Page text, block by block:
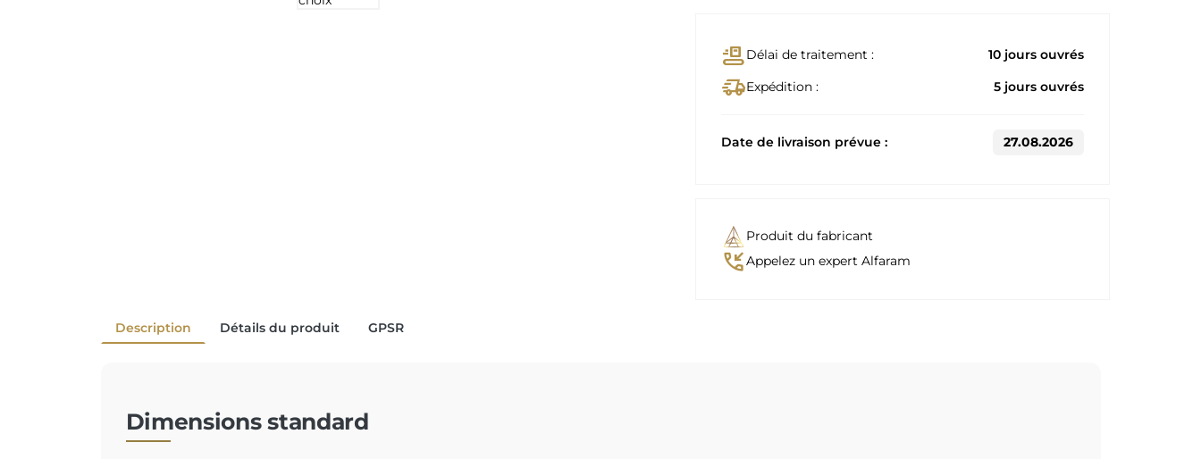
conveyor_beltDélai de traitement : 10 jours ouvrés
delivery_truck_speedExpédition : 5 jours ouvrés
Date de livraison prévue : 27.08.2026
Produit du fabricant
phone_callbackAppelez un expert Alfaram
Description Détails du produit GPSR
Dimensions standard